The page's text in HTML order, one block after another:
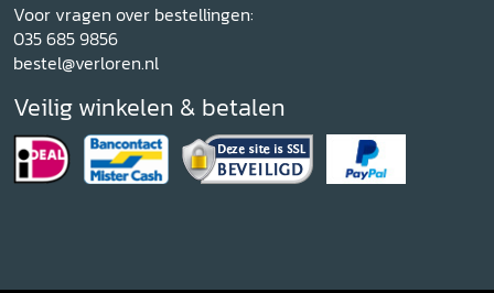
Voor vragen over bestellingen:
035 685 9856
bestel@verloren.nl
Veilig winkelen & betalen